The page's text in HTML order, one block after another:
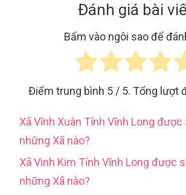
Đánh giá bài
Bấm vào ngôi sao để
Điểm trung bình 5 / 5. Tổng lượt
Xã Vĩnh Xuân Tỉnh Vĩnh Long
những Xã nào?
Xã Vinh Kim Tỉnh Vĩnh Long được
những Xã nào?